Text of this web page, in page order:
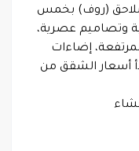
ملاحق (روف) بخمس
وتصاميم عصرية،
إضاءات
أسعار الشقق من